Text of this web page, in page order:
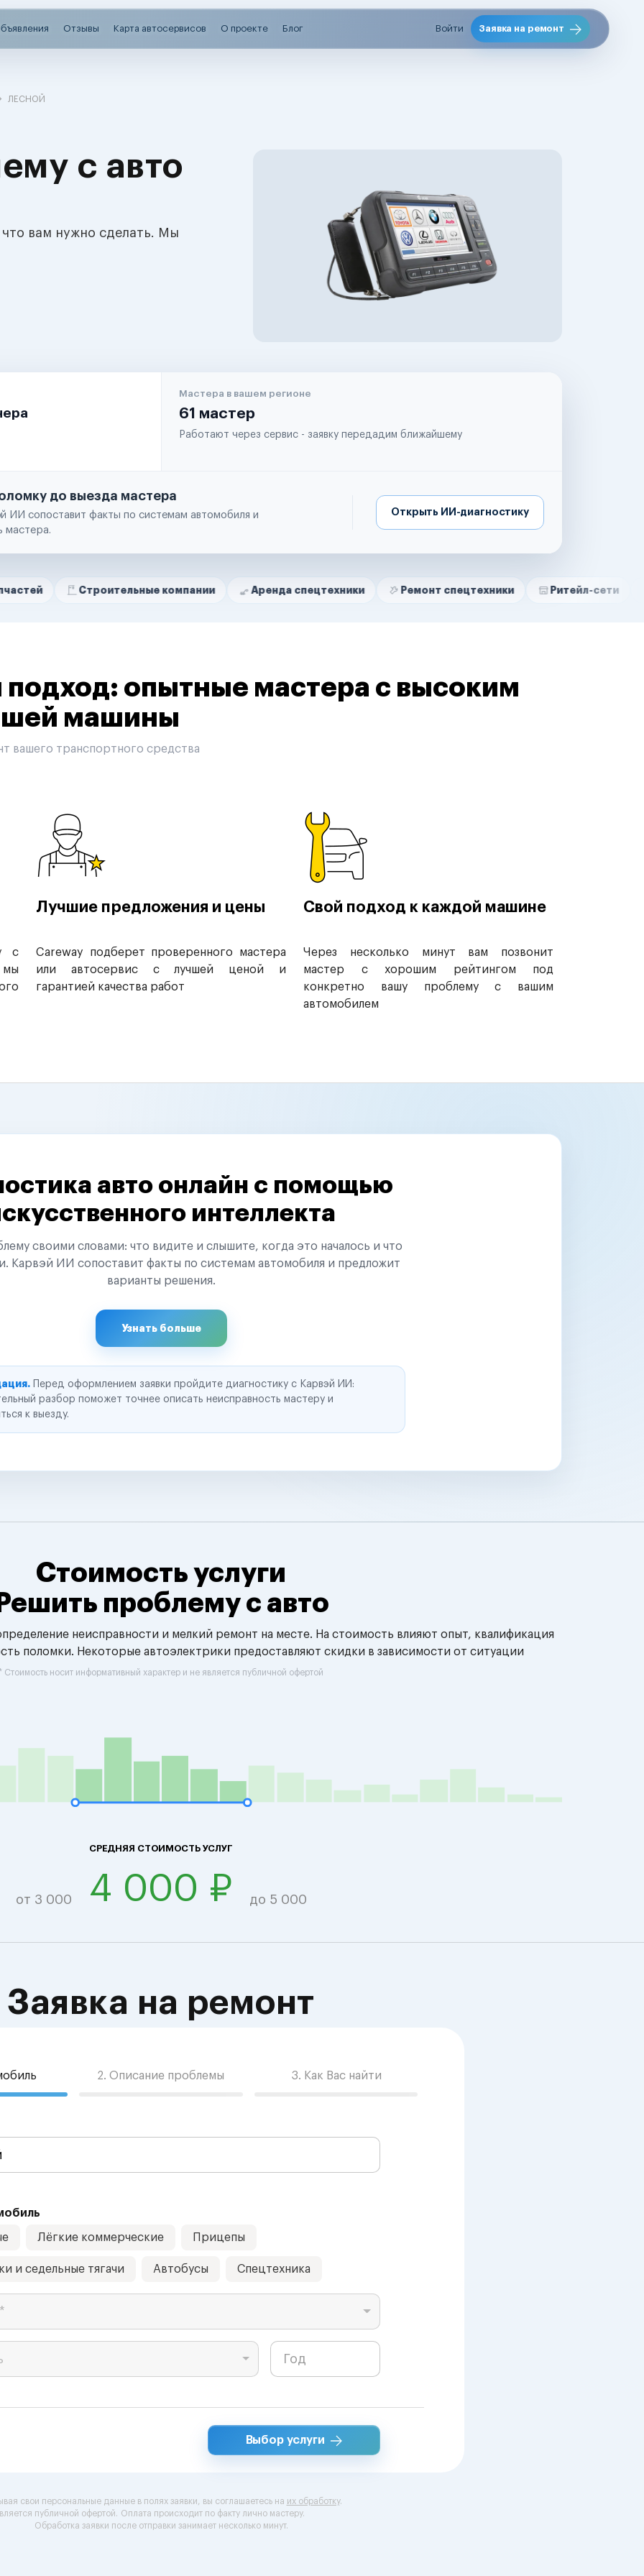
Отзывы Карта автосервисов О проекте Блог Войти Заявка на ремонт
ЛЕСНОЙ
с авто
вам нужно сделать. Мы
Мастера в вашем регионе
61 мастер
Работают через сервис - заявку передадим ближайшему
до выезда мастера
ИИ сопоставит факты по системам автомобиля и
мастера.
Открыть ИИ-диагностику
Строительные компании Аренда спецтехники Ремонт спецтехники Ритейл-сети
опытные мастера с высоким
машины
вашего транспортного средства
с
мы
Лучшие предложения и цены
Careway подберет проверенного мастера
или автосервис с лучшей ценой и
гарантией качества работ
Свой подход к каждой машине
Через несколько минут вам позвонит
мастер с хорошим рейтингом под
конкретно вашу проблему с вашим
автомобилем
авто онлайн с помощью
интеллекта
своими словами: что видите и слышите, когда это началось и что
Карвэй ИИ сопоставит факты по системам автомобиля и предложит
варианты решения.
Узнать больше
Перед оформлением заявки пройдите диагностику с Карвэй ИИ:
разбор поможет точнее описать неисправность мастеру и
к выезду.
Стоимость услуги
Решить проблему с авто
неисправности и мелкий ремонт на месте. На стоимость влияют опыт, квалификация
поломки. Некоторые автоэлектрики предоставляют скидки в зависимости от ситуации
Стоимость носит информативный характер и не является публичной офертой
СРЕДНЯЯ СТОИМОСТЬ УСЛУГ
от 3 000 4 000 ₽ до 5 000
Заявка на ремонт
2. Описание проблемы 3. Как Вас найти
Лёгкие коммерческие Прицепы
и седельные тягачи Автобусы Спецтехника
Выбор услуги
свои персональные данные в полях заявки, вы соглашаетесь на их обработку.
публичной офертой. Оплата происходит по факту лично мастеру.
Обработка заявки после отправки занимает несколько минут.